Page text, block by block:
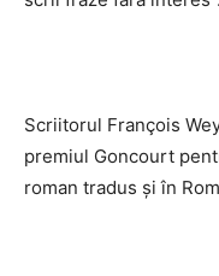
Scriitorul François
premiul Goncourt
roman tradus şi în